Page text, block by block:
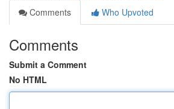
Comments
Who Upvoted
Comments
Submit a Comment
No HTML